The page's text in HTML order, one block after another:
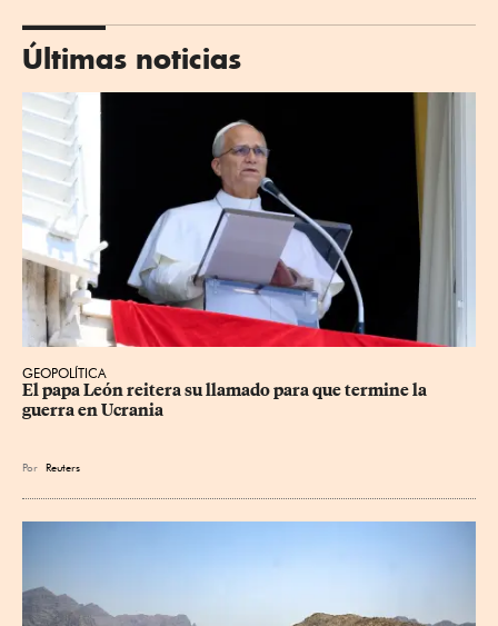
Últimas noticias
GEOPOLÍTICA
El papa León reitera su llamado para que termine la
guerra en Ucrania
Por Reuters